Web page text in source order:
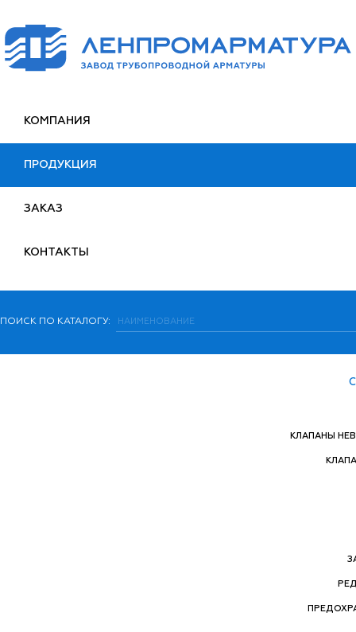
КОМПАНИЯ
ПРОДУКЦИЯ
ЗАКАЗ
КОНТАКТЫ
ПОИСК ПО КАТАЛОГУ:
КЛАПАНЫ